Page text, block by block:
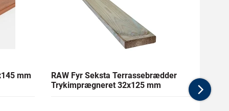
mm
RAW Fyr Seksta Terrassebrædder
Trykimprægneret 32x125 mm
mm